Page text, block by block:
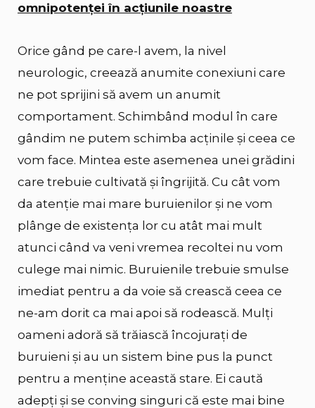
omnipotenței în acțiunile noastre
Orice gând pe care-l avem, la nivel
neurologic, creează anumite conexiuni care
ne pot sprijini să avem un anumit
comportament. Schimbând modul în care
gândim ne putem schimba acținile și ceea ce
vom face. Mintea este asemenea unei grădini
care trebuie cultivată și îngrijită. Cu cât vom
da atenție mai mare buruienilor și ne vom
plânge de existența lor cu atât mai mult
atunci când va veni vremea recoltei nu vom
culege mai nimic. Buruienile trebuie smulse
imediat pentru a da voie să crească ceea ce
ne-am dorit ca mai apoi să rodească. Mulți
oameni adoră să trăiască încojurați de
buruieni și au un sistem bine pus la punct
pentru a menține această stare. Ei caută
adepți și se conving singuri că este mai bine